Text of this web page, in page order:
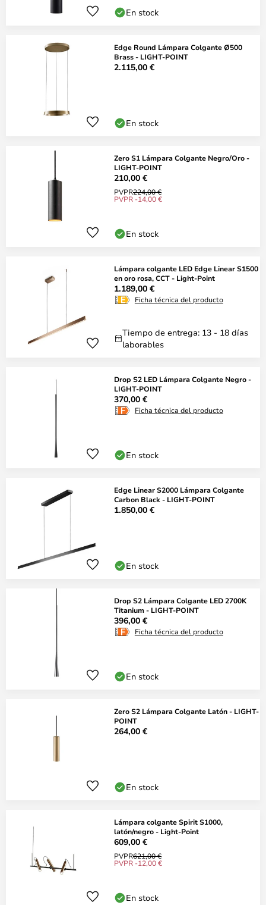
En stock
Edge Round Lámpara Colgante Ø500
Brass - LIGHT-POINT
2.115,00 €
En stock
Zero S1 Lámpara Colgante Negro/Oro -
LIGHT-POINT
210,00 €
PVPR224,00 €
PVPR -14,00 €
En stock
Lámpara colgante LED Edge Linear S1500
en oro rosa, CCT - Light-Point
1.189,00 €
Ficha técnica del producto
Tiempo de entrega: 13 - 18 días
laborables
Drop S2 LED Lámpara Colgante Negro -
LIGHT-POINT
370,00 €
Ficha técnica del producto
En stock
Edge Linear S2000 Lámpara Colgante
Carbon Black - LIGHT-POINT
1.850,00 €
En stock
Drop S2 Lámpara Colgante LED 2700K
Titanium - LIGHT-POINT
396,00 €
Ficha técnica del producto
En stock
Zero S2 Lámpara Colgante Latón - LIGHT-
POINT
264,00 €
En stock
Lámpara colgante Spirit S1000,
latón/negro - Light-Point
609,00 €
PVPR621,00 €
PVPR -12,00 €
En stock